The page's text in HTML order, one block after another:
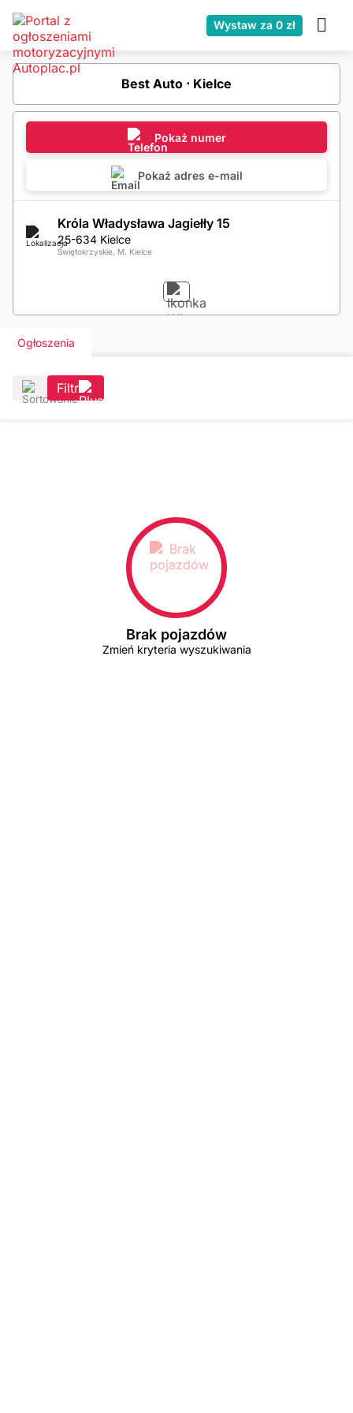
Wystaw za 0 zł
Best Auto ⋅ Kielce
Pokaż numer
Pokaż adres e-mail
Króla Władysława Jagiełły 15
25-634 Kielce
Świętokrzyskie, M. Kielce
Ogłoszenia
Filtr
Brak pojazdów
Zmień kryteria wyszukiwania